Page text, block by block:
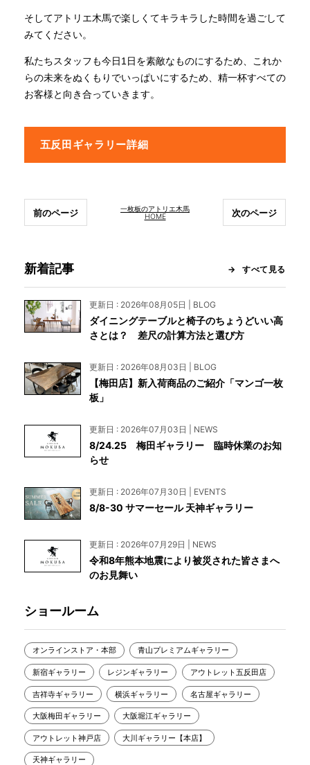
そしてアトリエ木馬で楽しくてキラキラした時間を過ごして
みてください。
私たちスタッフも今日1日を素敵なものにするため、これか
らの未来をぬくもりでいっぱいにするため、精一杯すべての
お客様と向き合っていきます。
五反田ギャラリー詳細
一枚板のアトリエ木馬
HOME
前のページ 次のページ
新着記事 すべて見る
更新日 : 2026年08月05日 | BLOG
ダイニングテーブルと椅子のちょうどいい高
さとは？ 差尺の計算方法と選び方
更新日 : 2026年08月03日 | BLOG
【梅田店】新入荷商品のご紹介「マンゴ一枚
板」
更新日 : 2026年07月03日 | NEWS
8/24.25 梅田ギャラリー 臨時休業のお知
らせ
更新日 : 2026年07月30日 | EVENTS
8/8-30 サマーセール 天神ギャラリー
更新日 : 2026年07月29日 | NEWS
令和8年熊本地震により被災された皆さまへ
のお見舞い
ショールーム
オンラインストア・本部 青山プレミアムギャラリー
新宿ギャラリー レジンギャラリー アウトレット五反田店
吉祥寺ギャラリー 横浜ギャラリー 名古屋ギャラリー
大阪梅田ギャラリー 大阪堀江ギャラリー
アウトレット神戸店 大川ギャラリー【本店】
天神ギャラリー